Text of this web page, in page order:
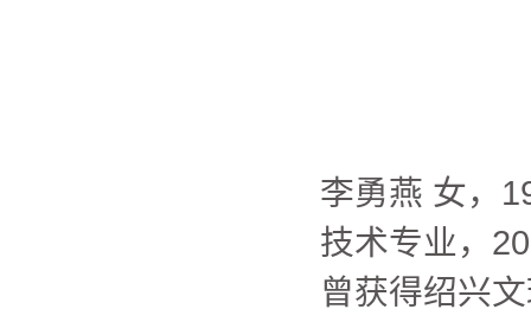
李勇燕 女，
技术专业，
曾获得绍兴